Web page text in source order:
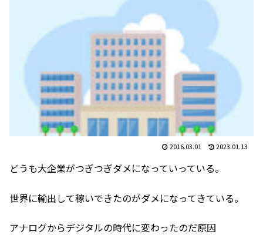
2016.03.01 2023.01.13
どうも大企業がつぎつぎダメになっていっている。
世界に輸出して稼いできたのがダメになってきている。
アナログからデジタルの時代に変わったのだ原因